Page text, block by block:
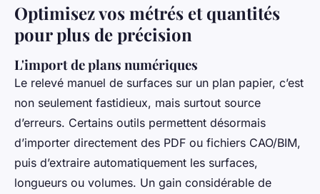
Optimisez vos métrés et quantités
pour plus de précision
L'import de plans numériques
Le relevé manuel de surfaces sur un plan papier, c’est
non seulement fastidieux, mais surtout source
d’erreurs. Certains outils permettent désormais
d’importer directement des PDF ou fichiers CAO/BIM,
puis d’extraire automatiquement les surfaces,
longueurs ou volumes. Un gain considérable de